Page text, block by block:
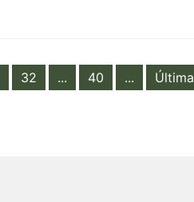
32 ... 40 ... Última